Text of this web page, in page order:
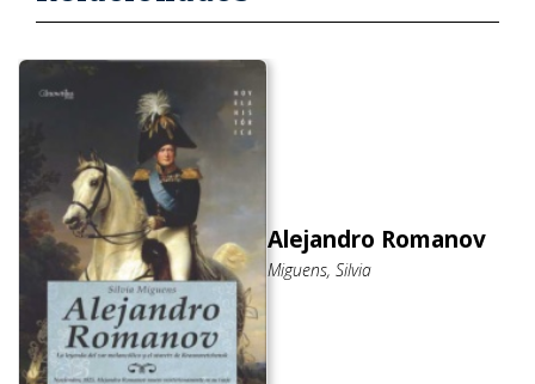
Alejandro Romanov
Miguens, Silvia